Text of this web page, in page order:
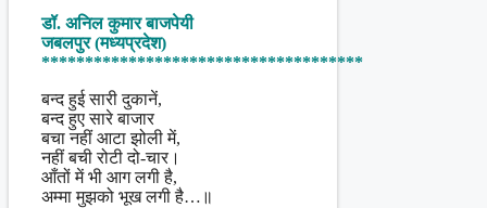
Share
डॉ. अनिल कुमार बाजपेयी
जबलपुर (मध्यप्रदेश)
*************************************
बन्द हुई सारी दुकानें,
बन्द हुए सारे बाजार
बचा नहीं आटा झोली में,
नहीं बची रोटी दो-चार।
आँतों में भी आग लगी है,
अम्मा मुझको भूख लगी है…॥